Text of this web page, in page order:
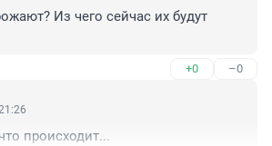
Из чего сейчас их будут
+0 –0
происходит...